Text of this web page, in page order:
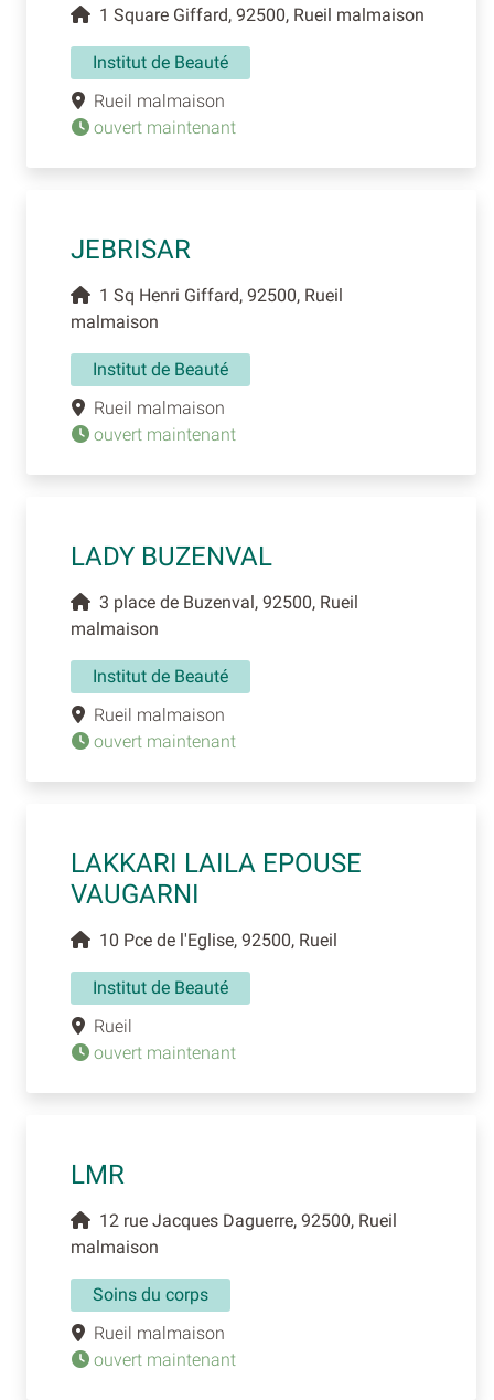
1 Square Giffard, 92500, Rueil malmaison
Institut de Beauté
Rueil malmaison
ouvert maintenant
JEBRISAR
1 Sq Henri Giffard, 92500, Rueil
malmaison
Institut de Beauté
Rueil malmaison
ouvert maintenant
LADY BUZENVAL
3 place de Buzenval, 92500, Rueil
malmaison
Institut de Beauté
Rueil malmaison
ouvert maintenant
LAKKARI LAILA EPOUSE
VAUGARNI
10 Pce de l'Eglise, 92500, Rueil
Institut de Beauté
Rueil
ouvert maintenant
LMR
12 rue Jacques Daguerre, 92500, Rueil
malmaison
Soins du corps
Rueil malmaison
ouvert maintenant